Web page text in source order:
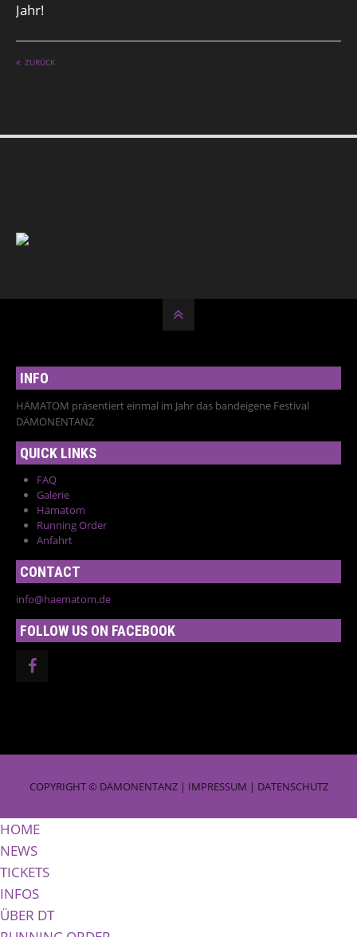
Jahr!
ZURÜCK
INFO
HÄMATOM präsentiert einmal im Jahr das bandeigene Festival
DÄMONENTANZ
QUICK LINKS
FAQ
Galerie
Hämatom
Running Order
Anfahrt
CONTACT
info@haematom.de
FOLLOW US ON FACEBOOK
COPYRIGHT © DÄMONENTANZ | IMPRESSUM | DATENSCHUTZ
HOME
NEWS
TICKETS
INFOS
ÜBER DT